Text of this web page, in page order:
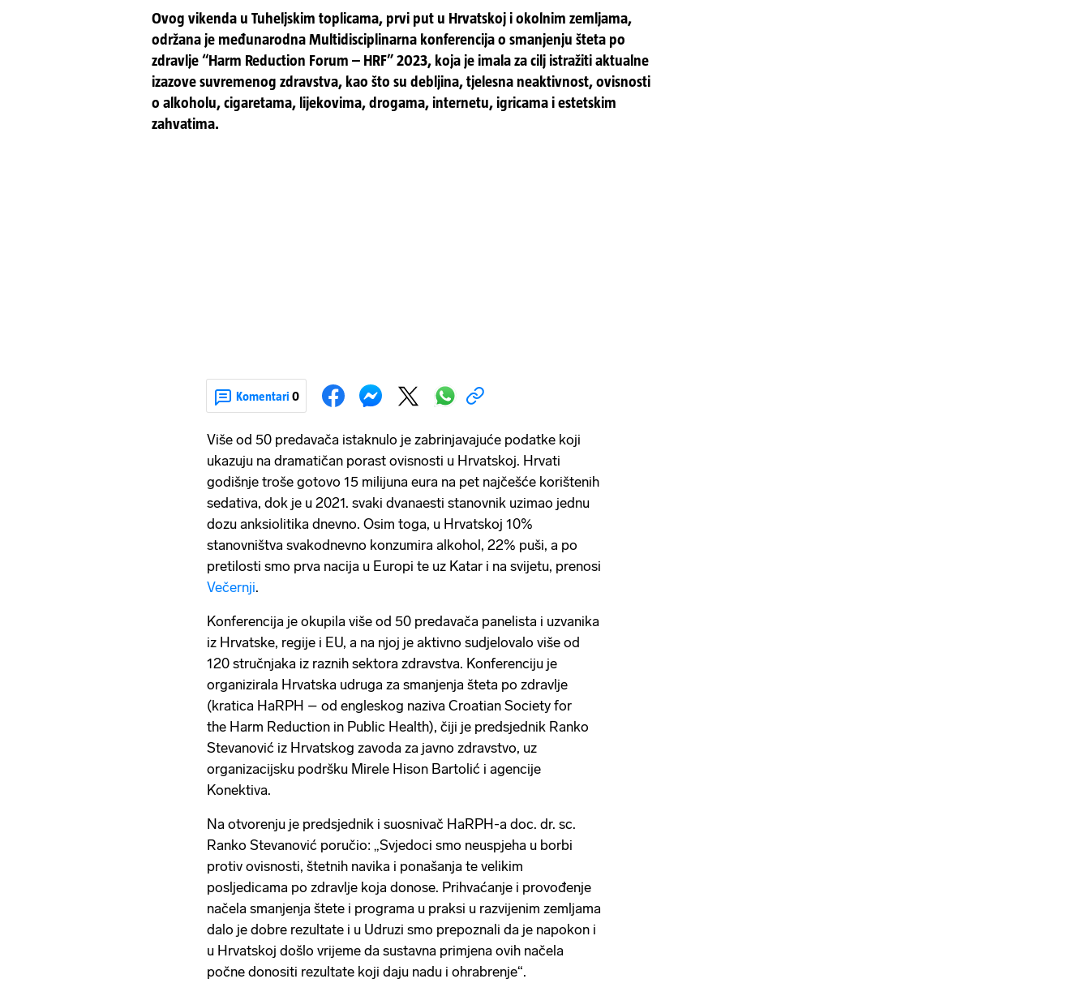
Ovog vikenda u Tuheljskim toplicama, prvi put u Hrvatskoj i okolnim zemljama,
održana je međunarodna Multidisciplinarna konferencija o smanjenju šteta po
zdravlje “Harm Reduction Forum – HRF” 2023, koja je imala za cilj istražiti aktualne
izazove suvremenog zdravstva, kao što su debljina, tjelesna neaktivnost, ovisnosti
o alkoholu, cigaretama, lijekovima, drogama, internetu, igricama i estetskim
zahvatima.
Komentari 0
Više od 50 predavača istaknulo je zabrinjavajuće podatke koji
ukazuju na dramatičan porast ovisnosti u Hrvatskoj. Hrvati
godišnje troše gotovo 15 milijuna eura na pet najčešće korištenih
sedativa, dok je u 2021. svaki dvanaesti stanovnik uzimao jednu
dozu anksiolitika dnevno. Osim toga, u Hrvatskoj 10%
stanovništva svakodnevno konzumira alkohol, 22% puši, a po
pretilosti smo prva nacija u Europi te uz Katar i na svijetu, prenosi
Večernji.
Konferencija je okupila više od 50 predavača panelista i uzvanika
iz Hrvatske, regije i EU, a na njoj je aktivno sudjelovalo više od
120 stručnjaka iz raznih sektora zdravstva. Konferenciju je
organizirala Hrvatska udruga za smanjenja šteta po zdravlje
(kratica HaRPH – od engleskog naziva Croatian Society for
the Harm Reduction in Public Health), čiji je predsjednik Ranko
Stevanović iz Hrvatskog zavoda za javno zdravstvo, uz
organizacijsku podršku Mirele Hison Bartolić i agencije
Konektiva.
Na otvorenju je predsjednik i suosnivač HaRPH-a doc. dr. sc.
Ranko Stevanović poručio: „Svjedoci smo neuspjeha u borbi
protiv ovisnosti, štetnih navika i ponašanja te velikim
posljedicama po zdravlje koja donose. Prihvaćanje i provođenje
načela smanjenja štete i programa u praksi u razvijenim zemljama
dalo je dobre rezultate i u Udruzi smo prepoznali da je napokon i
u Hrvatskoj došlo vrijeme da sustavna primjena ovih načela
počne donositi rezultate koji daju nadu i ohrabrenje“.